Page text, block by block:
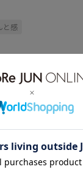
と感
ツ
ブラウス
イテム
全てみる